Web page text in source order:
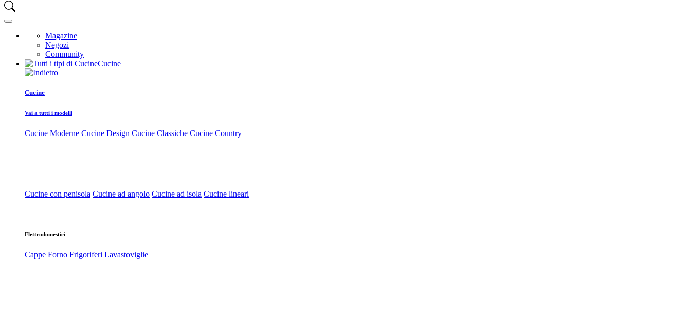
Magazine
Negozi
Community
Cucine
Cucine
Vai a tutti i modelli
Cucine Moderne Cucine Design Cucine Classiche Cucine Country
Cucine con penisola Cucine ad angolo Cucine ad isola Cucine lineari
Elettrodomestici
Cappe Forno Frigoriferi Lavastoviglie